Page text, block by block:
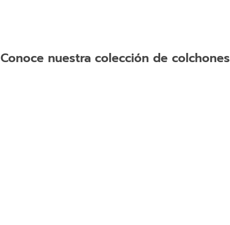
Conoce nuestra colección de colchones